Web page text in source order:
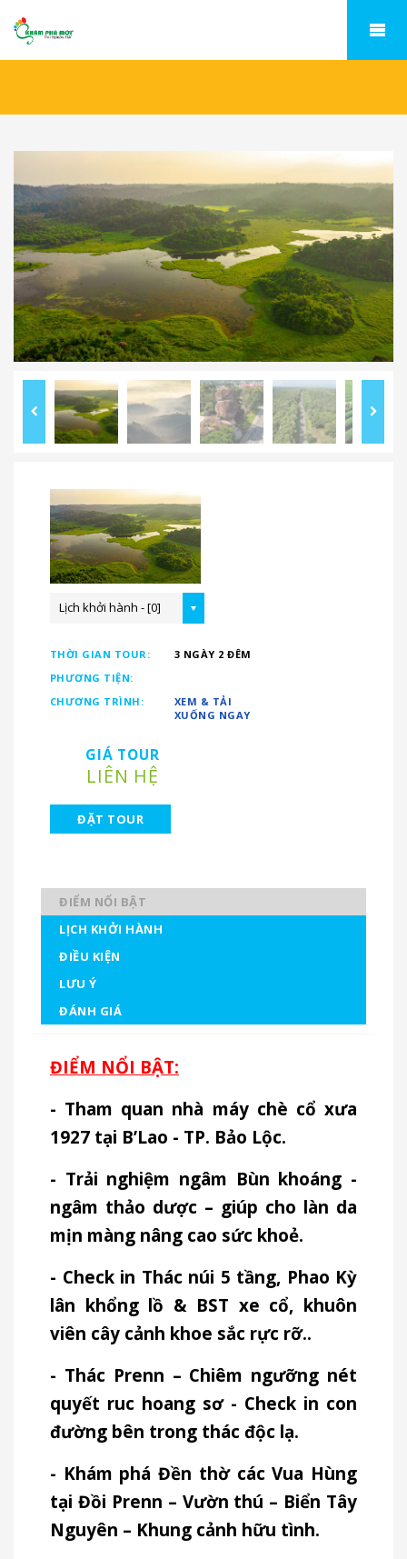
Lịch khởi hành - [0]
THỜI GIAN TOUR:
3 NGÀY 2 ĐÊM
PHƯƠNG TIỆN:
CHƯƠNG TRÌNH:
XEM & TẢI
XUỐNG NGAY
GIÁ TOUR
LIÊN HỆ
ĐẶT TOUR
ĐIỂM NỔI BẬT
LỊCH KHỞI HÀNH
ĐIỀU KIỆN
LƯU Ý
ĐÁNH GIÁ
ĐIỂM NỔI BẬT:
- Tham quan nhà máy chè cổ xưa
1927 tại B’Lao - TP. Bảo Lộc.
- Trải nghiệm ngâm Bùn khoáng -
ngâm thảo dược – giúp cho làn da
mịn màng nâng cao sức khoẻ.
- Check in Thác núi 5 tầng, Phao Kỳ
lân khổng lồ & BST xe cổ, khuôn
viên cây cảnh khoe sắc rực rỡ..
- Thác Prenn – Chiêm ngưỡng nét
quyết ruc hoang sơ - Check in con
đường bên trong thác độc lạ.
- Khám phá Đền thờ các Vua Hùng
tại Đồi Prenn – Vườn thú – Biển Tây
Nguyên – Khung cảnh hữu tình.